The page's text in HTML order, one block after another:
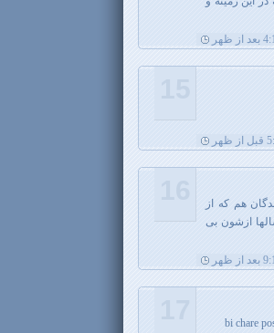
هم که از
ازشون بی
bi chare